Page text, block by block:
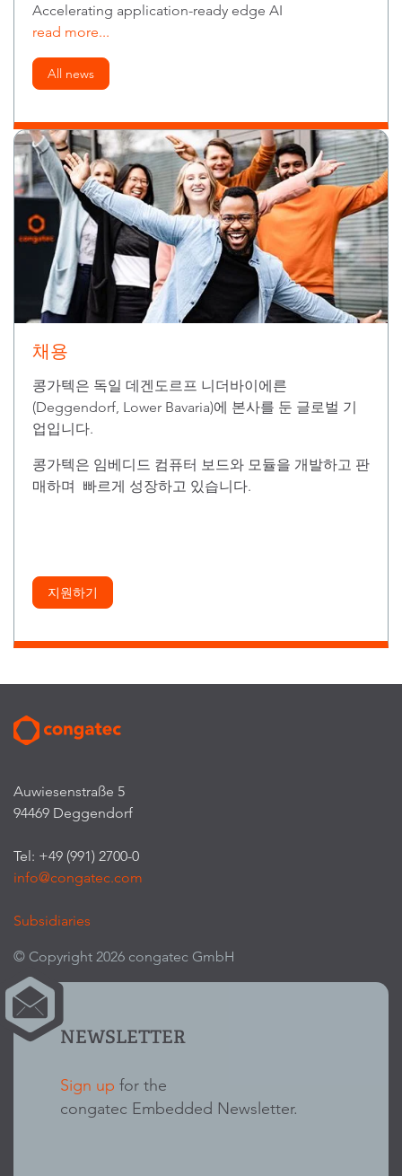
Accelerating application-ready edge AI
read more...
All news
채용
콩가텍은 독일 데겐도르프 니더바이에른
(Deggendorf, Lower Bavaria)에 본사를 둔 글로벌 기
업입니다.
콩가텍은 임베디드 컴퓨터 보드와 모듈을 개발하고 판
매하며 빠르게 성장하고 있습니다.
지원하기
Auwiesenstraße 5
94469 Deggendorf
Tel: +49 (991) 2700-0
info@congatec.com
Subsidiaries
© Copyright 2026 congatec GmbH
NEWSLETTER
Sign up for the
congatec Embedded Newsletter.